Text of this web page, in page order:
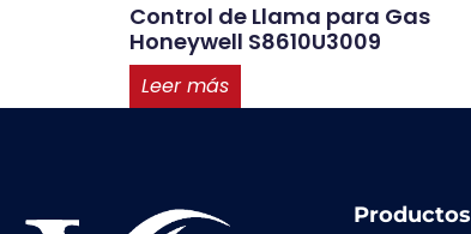
Control de Llama para Gas
Honeywell S8610U3009
Leer más
Productos